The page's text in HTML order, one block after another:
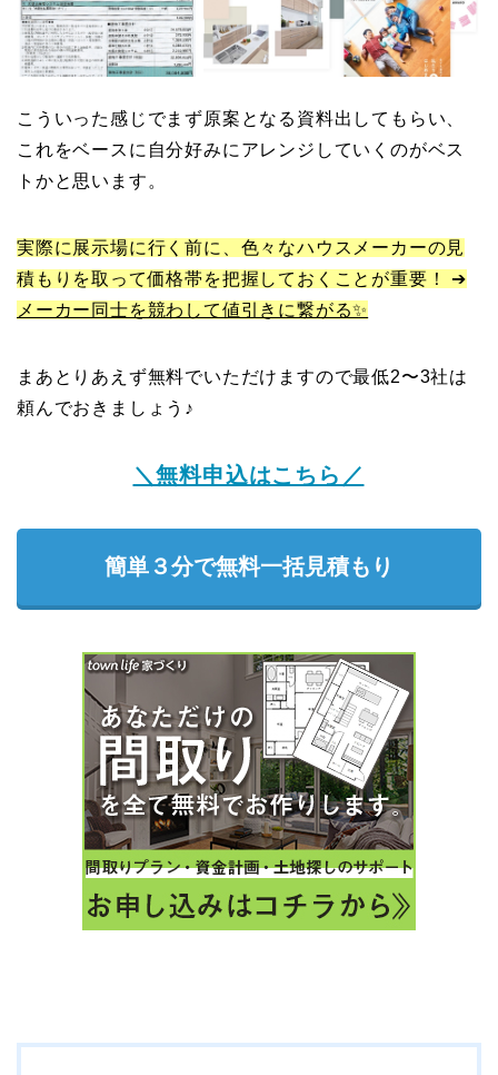
こういった感じでまず原案となる資料出してもらい、
これをベースに自分好みにアレンジしていくのがベス
トかと思います。
実際に展示場に行く前に、色々なハウスメーカーの見
積もりを取って価格帯を把握しておくことが重要！ ➔
メーカー同士を競わして値引きに繋がる✨
まあとりあえず無料でいただけますので最低2〜3社は
頼んでおきましょう♪
＼無料申込はこちら／
簡単３分で無料一括見積もり